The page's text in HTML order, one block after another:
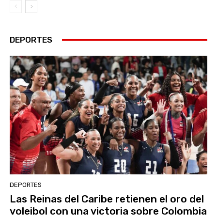
DEPORTES
DEPORTES
Las Reinas del Caribe retienen el oro del
voleibol con una victoria sobre Colombia